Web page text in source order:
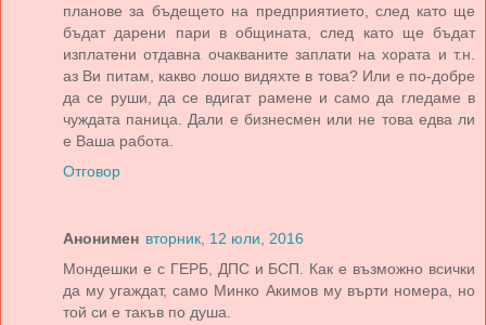
планове за бъдещето на предприятието, след като ще
бъдат дарени пари в общината, след като ще бъдат
изплатени отдавна очакваните заплати на хората и т.н.
аз Ви питам, какво лошо видяхте в това? Или е по-добре
да се руши, да се вдигат рамене и само да гледаме в
чуждата паница. Дали е бизнесмен или не това едва ли
е Ваша работа.
Отговор
Анонимен вторник, 12 юли, 2016
Мондешки е с ГЕРБ, ДПС и БСП. Как е възможно всички
да му угаждат, само Минко Акимов му върти номера, но
той си е такъв по душа.